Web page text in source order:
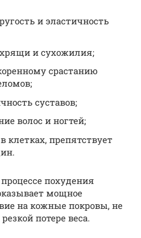
и эластичность
хрящи и сухожилия;
срастанию
суставов;
волос и ногтей;
клетках, препятствует
похудения
мощное
на кожные покровы, не
потере веса.